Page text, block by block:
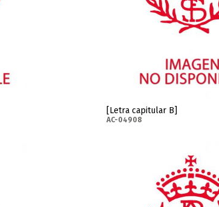
[Letra capitular B]
AC-04908